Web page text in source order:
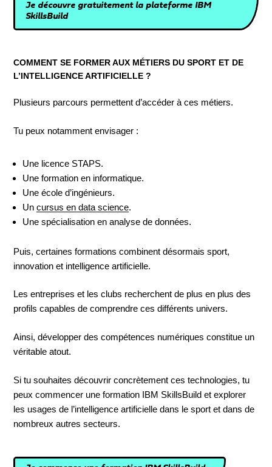
Je découvre gratuitement la plateforme IBM
SkillsBuild
COMMENT SE FORMER AUX MÉTIERS DU SPORT ET DE
L’INTELLIGENCE ARTIFICIELLE ?
Plusieurs parcours permettent d’accéder à ces métiers.
Tu peux notamment envisager :
Une licence STAPS.
Une formation en informatique.
Une école d’ingénieurs.
Uncursus en data science.
Une spécialisation en analyse de données.
Puis, certaines formations combinent désormais sport,
innovation et intelligence artificielle.
Les entreprises et les clubs recherchent de plus en plus des
profils capables de comprendre ces différents univers.
Ainsi, développer des compétences numériques constitue un
véritable atout.
Si tu souhaites découvrir concrètement ces technologies, tu
peux commencer une formation IBM SkillsBuild et explorer
les usages de l’intelligence artificielle dans le sport et dans de
nombreux autres secteurs.